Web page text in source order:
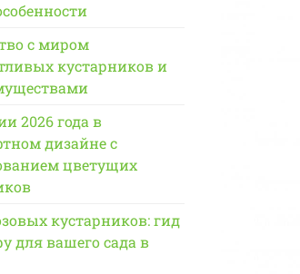
с миром
кустарников и
2026 года в
дизайне с
цветущих
кустарников: гид
для вашего сада в